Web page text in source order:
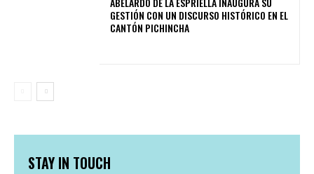
GESTIÓN CON UN DISCURSO HISTÓRICO EN EL
CANTÓN PICHINCHA
STAY IN TOUCH